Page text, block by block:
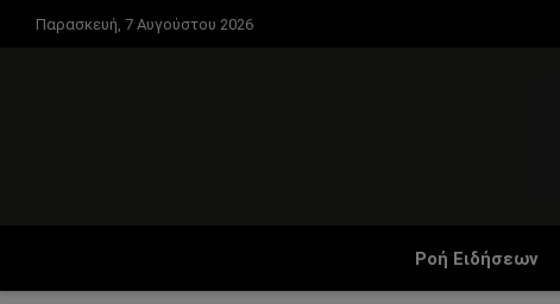
Παρασκευή, 7 Αυγούστου 2026
Ροή Ειδήσεων